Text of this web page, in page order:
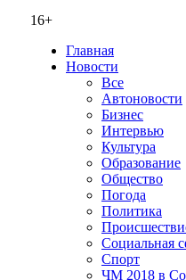
16+
Главная
Новости
Все
Автоновости
Бизнес
Интервью
Культура
Образование
Общество
Погода
Политика
Социальная
Спорт
ЧМ 2018 в